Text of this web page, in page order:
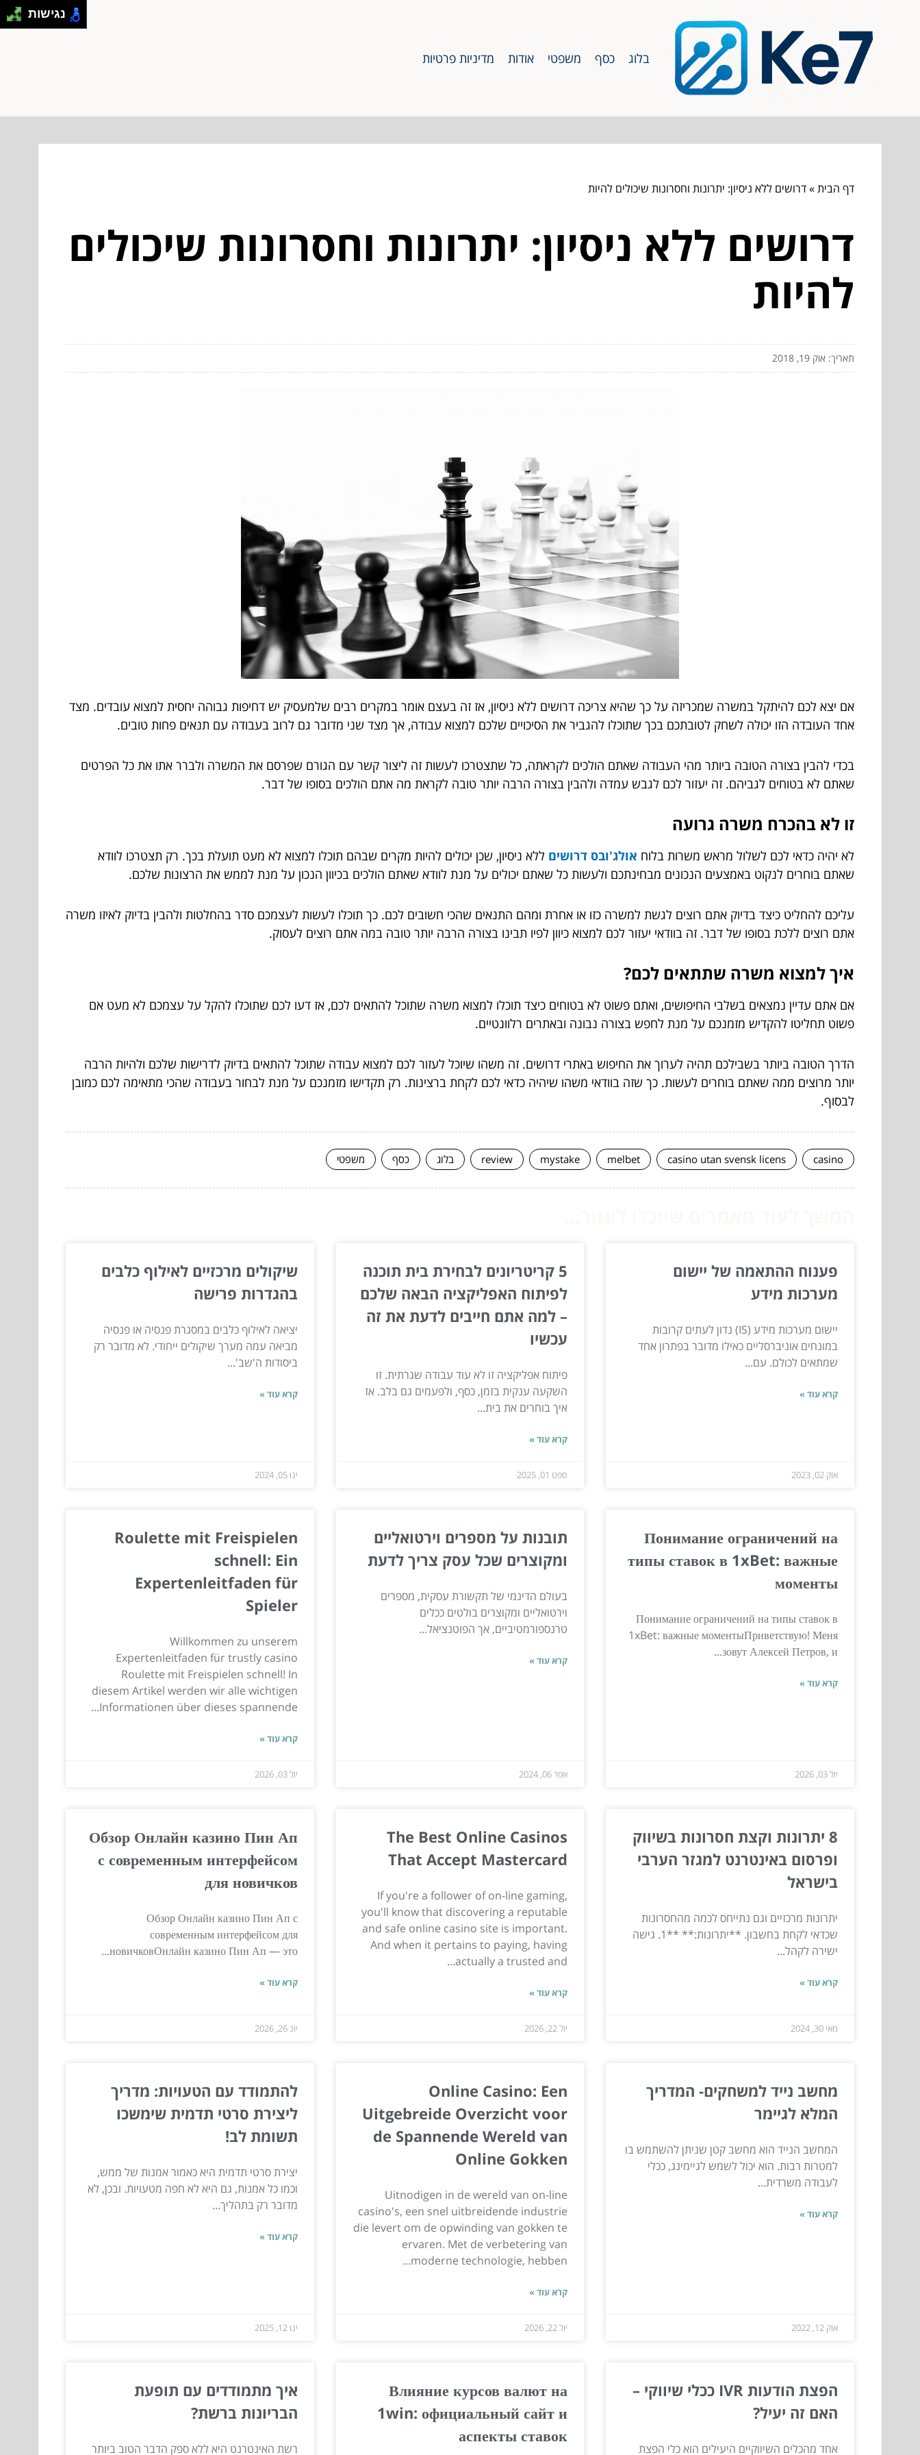
בלוג כסף משפטי אודות מדיניות פרטיות
דף הבית»דרושים ללא ניסיון: יתרונות וחסרונות שיכולים להיות
דרושים ללא ניסיון: יתרונות וחסרונות שיכולים
להיות
תאריך: אוק 19, 2018
אם יצא לכם להיתקל במשרה שמכריזה על כך שהיא צריכה דרושים ללא ניסיון, אז זה בעצם אומר במקרים רבים שלמעסיק יש דחיפות גבוהה יחסית למצוא עובדים. מצד
אחד העובדה הזו יכולה לשחק לטובתכם בכך שתוכלו להגביר את הסיכויים שלכם למצוא עבודה, אך מצד שני מדובר גם לרוב בעבודה עם תנאים פחות טובים.
בכדי להבין בצורה הטובה ביותר מהי העבודה שאתם הולכים לקראתה, כל שתצטרכו לעשות זה ליצור קשר עם הגורם שפרסם את המשרה ולברר אתו את כל הפרטים
שאתם לא בטוחים לגביהם. זה יעזור לכם לגבש עמדה ולהבין בצורה הרבה יותר טובה לקראת מה אתם הולכים בסופו של דבר.
זו לא בהכרח משרה גרועה
לא יהיה כדאי לכם לשלול מראש משרות בלוח אולג'ובס דרושים ללא ניסיון, שכן יכולים להיות מקרים שבהם תוכלו למצוא לא מעט תועלת בכך. רק תצטרכו לוודא
שאתם בוחרים לנקוט באמצעים הנכונים מבחינתכם ולעשות כל שאתם יכולים על מנת לוודא שאתם הולכים בכיוון הנכון על מנת לממש את הרצונות שלכם.
עליכם להחליט כיצד בדיוק אתם רוצים לגשת למשרה כזו או אחרת ומהם התנאים שהכי חשובים לכם. כך תוכלו לעשות לעצמכם סדר בהחלטות ולהבין בדיוק לאיזו משרה
אתם רוצים ללכת בסופו של דבר. זה בוודאי יעזור לכם למצוא כיוון לפיו תבינו בצורה הרבה יותר טובה במה אתם רוצים לעסוק.
איך למצוא משרה שתתאים לכם?
אם אתם עדיין נמצאים בשלבי החיפושים, ואתם פשוט לא בטוחים כיצד תוכלו למצוא משרה שתוכל להתאים לכם, אז דעו לכם שתוכלו להקל על עצמכם לא מעט אם
פשוט תחליטו להקדיש מזמנכם על מנת לחפש בצורה נבונה ובאתרים רלוונטיים.
הדרך הטובה ביותר בשבילכם תהיה לערוך את החיפוש באתרי דרושים. זה משהו שיוכל לעזור לכם למצוא עבודה שתוכל להתאים בדיוק לדרישות שלכם ולהיות הרבה
יותר מרוצים ממה שאתם בוחרים לעשות. כך שזה בוודאי משהו שיהיה כדאי לכם לקחת ברצינות. רק תקדישו מזמנכם על מנת לבחור בעבודה שהכי מתאימה לכם כמובן
לבסוף.
casino
casino utan svensk licens
melbet
mystake
review בלוג כסף משפטי
פענוח ההתאמה של יישום
מערכות מידע
יישום מערכות מידע (IS) נדון לעתים קרובות
במונחים אוניברסליים כאילו מדובר בפתרון אחד
שמתאים לכולם. עם...
קרא עוד »
אוק 02, 2023
5 קריטריונים לבחירת בית תוכנה
לפיתוח האפליקציה הבאה שלכם
– למה אתם חייבים לדעת את זה
עכשיו
פיתוח אפליקציה זו לא עוד עבודה שגרתית. זו
השקעה ענקית בזמן, כסף, ולפעמים גם בלב. אז
איך בוחרים את בית...
קרא עוד »
ספט 01, 2025
שיקולים מרכזיים לאילוף כלבים
בהגדרות פרישה
יציאה לאילוף כלבים במסגרת פנסיה או פנסיה
מביאה עמה מערך שיקולים ייחודי. לא מדובר רק
ביסודות ה'שב'...
קרא עוד »
ינו 05, 2024
Понимание ограничений на
типы ставок в 1xBet: важные
моменты
Понимание ограничений на типы ставок в
1xBet: важные моментыПриветствую! Меня
зовут Алексей Петров, и...
קרא עוד »
יול 03, 2026
תובנות על מספרים וירטואליים
ומקוצרים שכל עסק צריך לדעת
בעולם הדינמי של תקשורת עסקית, מספרים
וירטואליים ומקוצרים בולטים ככלים
טרנספורמטיביים, אך הפוטנציאל...
קרא עוד »
אפר 06, 2024
Roulette mit Freispielen
schnell: Ein
Expertenleitfaden für
Spieler
Willkommen zu unserem
Expertenleitfaden für trustly casino
Roulette mit Freispielen schnell! In
diesem Artikel werden wir alle wichtigen
Informationen über dieses spannende...
קרא עוד »
יול 03, 2026
8 יתרונות וקצת חסרונות בשיווק
ופרסום באינטרנט למגזר הערבי
בישראל
יתרונות מרכזיים וגם נתייחס לכמה מהחסרונות
שכדאי לקחת בחשבון. **יתרונות:** **1. גישה
ישירה לקהל...
קרא עוד »
מאי 30, 2024
The Best Online Casinos
That Accept Mastercard
If you're a follower of on-line gaming,
you'll know that discovering a reputable
and safe online casino site is important.
And when it pertains to paying, having
actually a trusted and...
קרא עוד »
יול 22, 2026
Обзор Онлайн казино Пин Ап
с современным интерфейсом
для новичков
Обзор Онлайн казино Пин Ап с
современным интерфейсом для
новичковОнлайн казино Пин Ап — это...
קרא עוד »
יונ 26, 2026
מחשב נייד למשחקים- המדריך
המלא לגיימר
המחשב הנייד הוא מחשב קטן שניתן להשתמש בו
למטרות רבות. הוא יכול לשמש לגיימינג, ככלי
לעבודה משרדית...
קרא עוד »
אוק 12, 2022
Online Casino: Een
Uitgebreide Overzicht voor
de Spannende Wereld van
Online Gokken
Uitnodigen in de wereld van on-line
casino's, een snel uitbreidende industrie
die levert om de opwinding van gokken te
ervaren. Met de verbetering van
moderne technologie, hebben...
קרא עוד »
יול 22, 2026
להתמודד עם הטעויות: מדריך
ליצירת סרטי תדמית שימשכו
תשומת לב!
יצירת סרטי תדמית היא כאמור אמנות של ממש,
וכמו כל אמנות, גם היא לא חפה מטעויות. ובכן, לא
מדובר רק בתהליך...
קרא עוד »
ינו 12, 2025
הפצת הודעות IVR ככלי שיווקי –
האם זה יעיל?
אחד מהכלים השיווקיים היעילים הוא כלי הפצת
Влияние курсов валют на
1win: официальный сайт и
аспекты ставок
איך מתמודדים עם תופעת
הבריונות ברשת?
רשת האינטרנט היא ללא ספק הדבר הטוב ביותר
נגישות